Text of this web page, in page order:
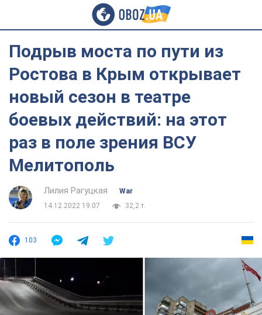
Подрыв моста по пути из
Ростова в Крым открывает
новый сезон в театре
боевых действий: на этот
раз в поле зрения ВСУ
Мелитополь
Лилия Рагуцкая
War
14.12.2022 19:07
32,2 т.
103